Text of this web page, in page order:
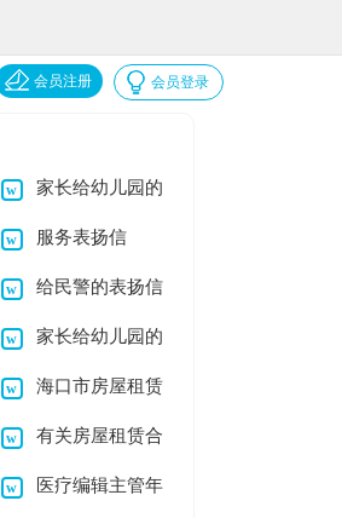
会员登录
会员注册
家长给幼儿园的
表扬信范文集锦5篇
服务表扬信
给民警的表扬信
14篇家长给幼儿园的
表扬信范文集锦八篇
海口市房屋租赁
合同有关房屋租赁合
同模板集合四篇
医疗编辑主管年